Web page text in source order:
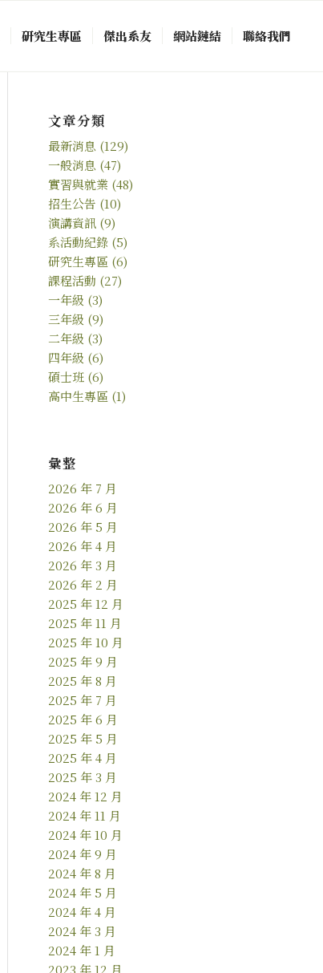
研究生專區 傑出系友 網站鏈結 聯絡我們
文章分類
最新消息 (129)
一般消息 (47)
實習與就業 (48)
招生公告 (10)
演講資訊 (9)
系活動紀錄 (5)
研究生專區 (6)
課程活動 (27)
一年級 (3)
三年級 (9)
二年級 (3)
四年級 (6)
碩士班 (6)
高中生專區 (1)
彙整
2026 年 7 月
2026 年 6 月
2026 年 5 月
2026 年 4 月
2026 年 3 月
2026 年 2 月
2025 年 12 月
2025 年 11 月
2025 年 10 月
2025 年 9 月
2025 年 8 月
2025 年 7 月
2025 年 6 月
2025 年 5 月
2025 年 4 月
2025 年 3 月
2024 年 12 月
2024 年 11 月
2024 年 10 月
2024 年 9 月
2024 年 8 月
2024 年 5 月
2024 年 4 月
2024 年 3 月
2024 年 1 月
2023 年 12 月